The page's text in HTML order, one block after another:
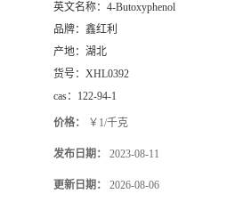
英文名称： 4-Butoxyphenol
品牌： 鑫红利
产地： 湖北
货号： XHL0392
cas： 122-94-1
价格： ￥1/千克
发布日期： 2023-08-11
更新日期： 2026-08-06